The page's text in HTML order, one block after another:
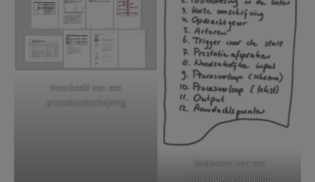
Voorbeeld van een
procedurebschrijving
Basisvorm van een
procedurebeschrijving